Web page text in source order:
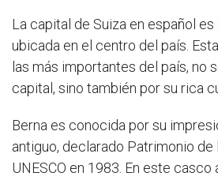
La capital de Suiza en español es
ubicada en el centro del país.
las más importantes del país, no
capital, sino también por su rica
Berna es conocida por su
antiguo, declarado Patrimonio de
UNESCO en 1983. En este casco